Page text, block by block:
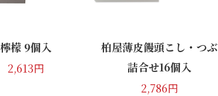
五名所入
檸檬 9個入
2,613円
柏屋薄皮饅頭こし・つぶ
詰合せ16個入
2,786円